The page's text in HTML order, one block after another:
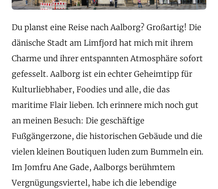
Du planst eine Reise nach Aalborg? Großartig! Die
dänische Stadt am Limfjord hat mich mit ihrem
Charme und ihrer entspannten Atmosphäre sofort
gefesselt. Aalborg ist ein echter Geheimtipp für
Kulturliebhaber, Foodies und alle, die das
maritime Flair lieben. Ich erinnere mich noch gut
an meinen Besuch: Die geschäftige
Fußgängerzone, die historischen Gebäude und die
vielen kleinen Boutiquen luden zum Bummeln ein.
Im Jomfru Ane Gade, Aalborgs berühmtem
Vergnügungsviertel, habe ich die lebendige